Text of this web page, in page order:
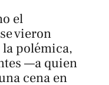
el
vieron
polémica,
—a quien
cena en